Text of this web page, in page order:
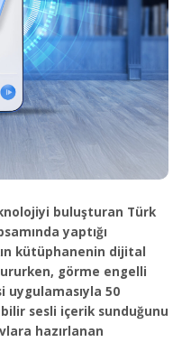
buluşturan Türk
yaptığı
kütüphanenin dijital
görme engelli
50
sesli içerik sunduğunu
hazırlanan